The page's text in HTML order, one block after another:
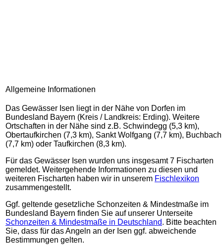
Allgemeine Informationen
Das Gewässer Isen liegt in der Nähe von Dorfen im
Bundesland Bayern (Kreis / Landkreis: Erding). Weitere
Ortschaften in der Nähe sind z.B. Schwindegg (5,3 km),
Obertaufkirchen (7,3 km), Sankt Wolfgang (7,7 km), Buchbach
(7,7 km) oder Taufkirchen (8,3 km).
Für das Gewässer Isen wurden uns insgesamt 7 Fischarten
gemeldet. Weitergehende Informationen zu diesen und
weiteren Fischarten haben wir in unserem Fischlexikon
zusammengestellt.
Ggf. geltende gesetzliche Schonzeiten & Mindestmaße im
Bundesland Bayern finden Sie auf unserer Unterseite
Schonzeiten & Mindestmaße in Deutschland. Bitte beachten
Sie, dass für das Angeln an der Isen ggf. abweichende
Bestimmungen gelten.